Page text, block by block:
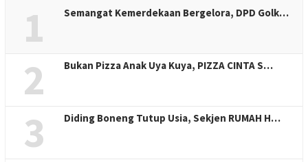
1 Semangat Kemerdekaan Bergelora, DPD Golk…
2 Bukan Pizza Anak Uya Kuya, PIZZA CINTA S…
3 Diding Boneng Tutup Usia, Sekjen RUMAH H…